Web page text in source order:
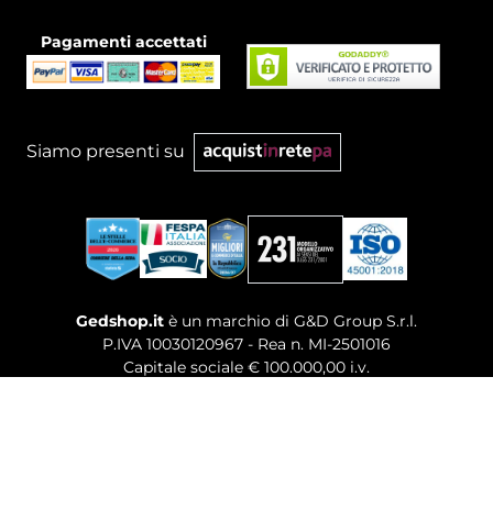
Pagamenti accettati
Siamo presenti su
Gedshop.it è un marchio di G&D Group S.r.l.
P.IVA 10030120967 - Rea n. MI-2501016
Capitale sociale € 100.000,00 i.v.